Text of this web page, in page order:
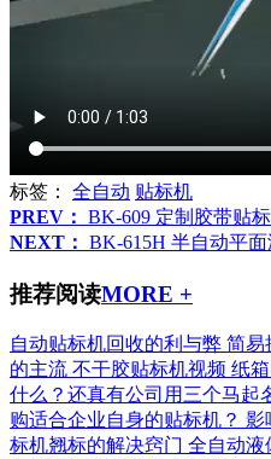
标签： 全自动 贴标机
PREV： BK-609 定制胶带贴
NEXT： BK-615H 半自动平
推荐阅读MORE +
自动贴标机回收的利与弊 简易
的主流 不干胶贴标机视频 纸
什么？还真有公司用三个马
购适合企业自身的贴标机？ 影
标机翘标的解决窍门 全自动液